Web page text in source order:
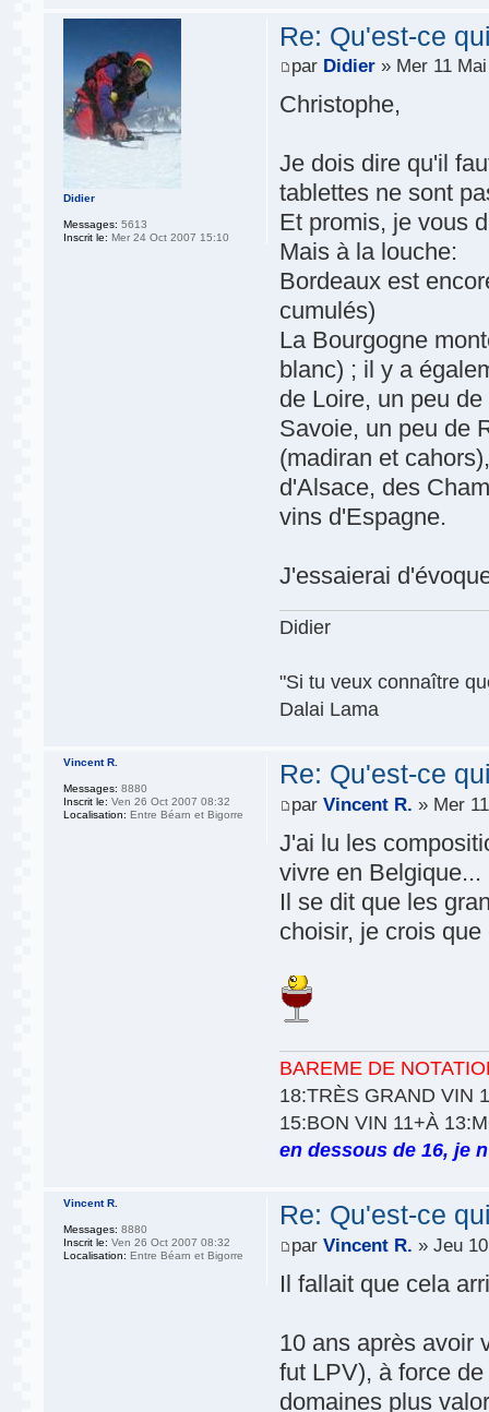
Re: Qu'est-ce
par Didier » Mer 11
Christophe,
Je dois dire qu'il
tablettes ne sont
Et promis, je vous
Mais à la louche:
Bordeaux est
cumulés)
La Bourgogne
blanc) ; il y a
de Loire, un peu
Savoie, un peu de
(madiran et
d'Alsace, des
vins d'Espagne.
J'essaierai
Didier
"Si tu veux connaître
Dalai Lama
Didier
Messages: 5613
Inscrit le: Mer 24 Oct 2007 15:10
Re: Qu'est-ce
parVincent R. » Mer
J'ai lu les
vivre en Belgique...
Il se dit que les
choisir, je crois
BAREME DE
18:TRÈS GRAND VIN
15:BON VIN 11+À
en dessous de 16, je
Vincent R.
Messages: 8880
Inscrit le: Ven 26 Oct 2007 08:32
Localisation: Entre Béarn et Bigorre
Re: Qu'est-ce
parVincent R. » Jeu
Il fallait que cela
10 ans après avoir
fut LPV), à force
domaines plus
Vincent R.
Messages: 8880
Inscrit le: Ven 26 Oct 2007 08:32
Localisation: Entre Béarn et Bigorre